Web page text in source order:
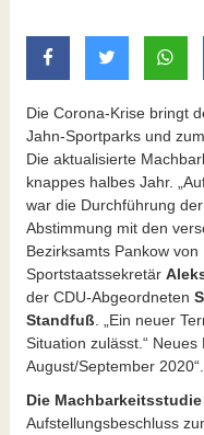
auf Facebook teilen
auf Twitter
Die Corona-Krise bringt
Jahn-Sportparks und
Die aktualisierte
knappes halbes Jahr.
war die Durchführung
Abstimmung mit den
Bezirksamts Pankow
Sportstaatssekretär
der CDU-Abgeordneten
Standfuß . „Ein neuer
Situation zulässt.“
August/September 2020“.
Die
Aufstellungsbeschluss